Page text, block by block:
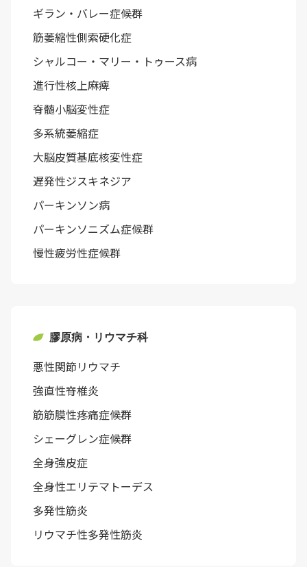
ギラン・バレー症候群
筋萎縮性側索硬化症
シャルコー・マリー・トゥース病
進行性核上麻痺
脊髄小脳変性症
多系統萎縮症
大脳皮質基底核変性症
遅発性ジスキネジア
パーキンソン病
パーキンソニズム症候群
慢性疲労性症候群
膠原病・リウマチ科
悪性関節リウマチ
強直性脊椎炎
筋筋膜性疼痛症候群
シェーグレン症候群
全身強皮症
全身性エリテマトーデス
多発性筋炎
リウマチ性多発性筋炎